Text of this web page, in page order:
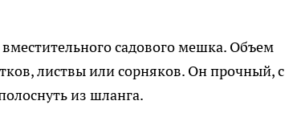
садового мешка. Объем
листвы или сорняков. Он прочный, с
из шланга.